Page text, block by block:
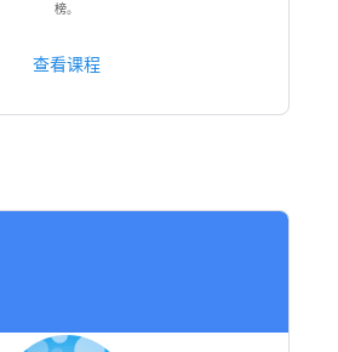
榜。
查看课程